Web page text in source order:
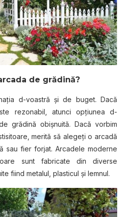
de grădină?
d-voastră şi de buget. Dacă
rezonabil, atunci opţiunea d-
grădină obişnuită. Dacă vorbim
merită să alegeţi o arcadă
sau fier forjat. Arcadele moderne
sunt fabricate din diverse
fiind metalul, plasticul şi lemnul.